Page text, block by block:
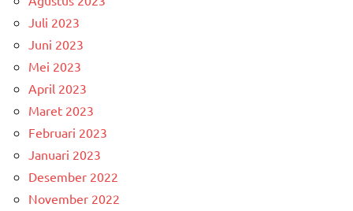
Juli 2023
Juni 2023
Mei 2023
April 2023
Maret 2023
Februari 2023
Januari 2023
Desember 2022
November 2022